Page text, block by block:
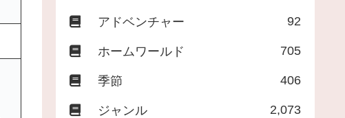
アドベンチャー 92
ホームワールド 705
季節 406
ジャンル 2,073